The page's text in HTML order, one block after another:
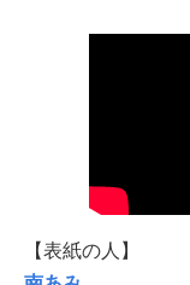
【表紙の人】